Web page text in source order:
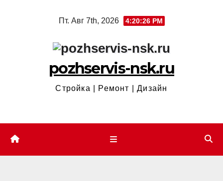
Пт. Авг 7th, 2026 4:20:27 PM
pozhservis-nsk.ru
Стройка | Ремонт | Дизайн